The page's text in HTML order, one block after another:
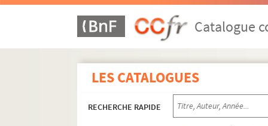
Catalogue
LES CATALOGUES
RECHERCHE RAPIDE
MS 1015. Etat des seigneuries d'Alsace au
MS 1016. Geschichte des Stadtbibliothek
MS 1017. Copie d'un manuscrit Bibl.
MS 1019. Morts pour la France 1914-1918 :
MS 1020. Beiträge zur Geschichte von
MS 1021. Valses pour piano à quatre